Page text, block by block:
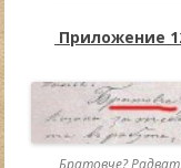
Приложение